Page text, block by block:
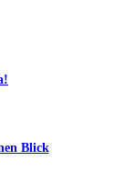
Blick